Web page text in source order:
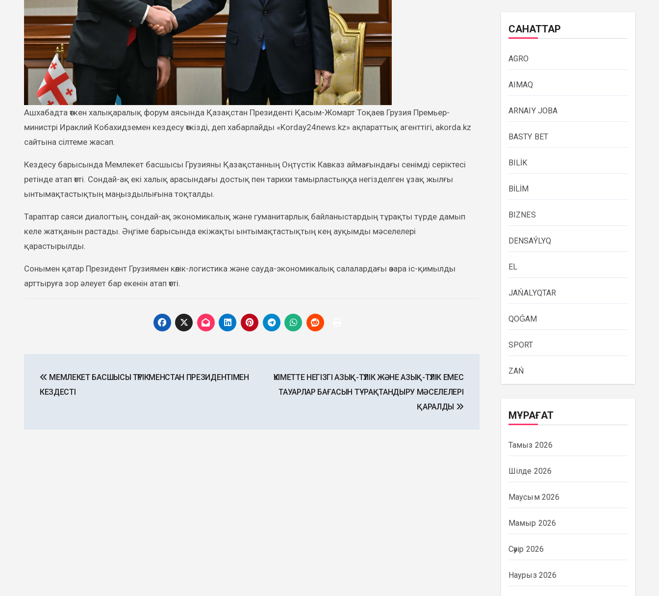
Ашхабадта өткен халықаралық форум аясында Қазақстан Президенті Қасым-Жомарт Тоқаев Грузия Премьер-
министрі Ираклий Кобахидземен кездесу өткізді, деп хабарлайды «Korday24news.kz» ақпараттық агенттігі, akorda.kz
сайтына сілтеме жасап.
Кездесу барысында Мемлекет басшысы Грузияны Қазақстанның Оңтүстік Кавказ аймағындағы сенімді серіктесі
ретінде атап өтті. Сондай-ақ екі халық арасындағы достық пен тарихи тамырластыққа негізделген ұзақ жылғы
ынтымақтастықтың маңыздылығына тоқталды.
Тараптар саяси диалогтың, сондай-ақ экономикалық және гуманитарлық байланыстардың тұрақты түрде дамып
келе жатқанын растады. Әңгіме барысында екіжақты ынтымақтастықтың кең ауқымды мәселелері
қарастырылды.
Сонымен қатар Президент Грузиямен көлік-логистика және сауда-экономикалық салалардағы өзара іс-қимылды
арттыруға зор әлеует бар екенін атап өтті.
navigation
МЕМЛЕКЕТ БАСШЫСЫ ТҮРІКМЕНСТАН ПРЕЗИДЕНТІМЕН
КЕЗДЕСТІ
ҮКІМЕТТЕ НЕГІЗГІ АЗЫҚ-ТҮЛІК ЖӘНЕ АЗЫҚ-ТҮЛІК ЕМЕС
ТАУАРЛАР БАҒАСЫН ТҰРАҚТАНДЫРУ МӘСЕЛЕЛЕРІ
ҚАРАЛДЫ
САНАТТАР
AGRO
AIMAQ
ARNAIY JOBA
BASTY BET
BILİK
BİLİM
BIZNES
DENSAÝLYQ
EL
JAŃALYQTAR
QOǴAM
SPORT
ZAŃ
МҰРАҒАТ
Тамыз 2026
Шілде 2026
Маусым 2026
Мамыр 2026
Сәуір 2026
Наурыз 2026